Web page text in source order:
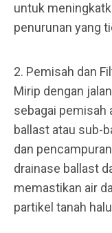
untuk
penurunan yang
2. Pemisah dan
Mirip dengan
sebagai pemisah
ballast atau sub-
dan
drainase ballast
memastikan air
partikel tanah